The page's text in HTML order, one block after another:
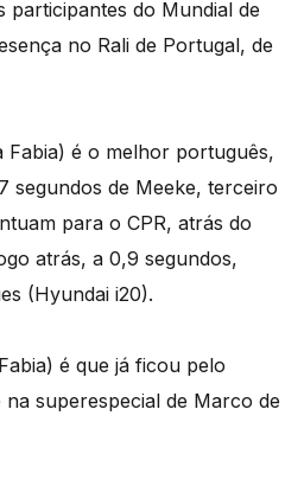
do Mundial de
no Rali de Portugal, de
Fabia) é o melhor português,
segundos de Meeke, terceiro
para o CPR, atrás do
atrás, a 0,9 segundos,
(Hyundai i20).
é que já ficou pelo
superespecial de Marco de